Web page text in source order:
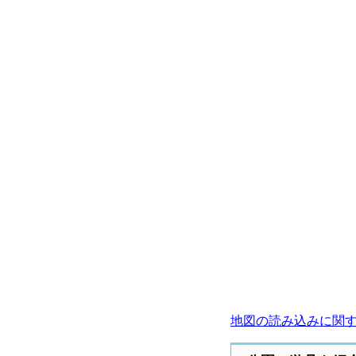
地図の読み込みに関